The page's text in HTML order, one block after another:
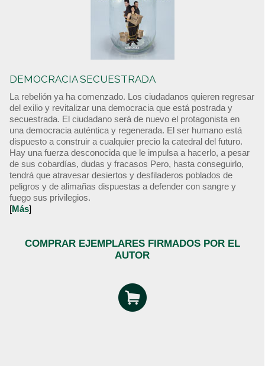
DEMOCRACIA SECUESTRADA
La rebelión ya ha comenzado. Los ciudadanos quieren regresar
del exilio y revitalizar una democracia que está postrada y
secuestrada. El ciudadano será de nuevo el protagonista en
una democracia auténtica y regenerada. El ser humano está
dispuesto a construir a cualquier precio la catedral del futuro.
Hay una fuerza desconocida que le impulsa a hacerlo, a pesar
de sus cobardías, dudas y fracasos Pero, hasta conseguirlo,
tendrá que atravesar desiertos y desfiladeros poblados de
peligros y de alimañas dispuestas a defender con sangre y
fuego sus privilegios.
[Más]
COMPRAR EJEMPLARES FIRMADOS POR EL
AUTOR